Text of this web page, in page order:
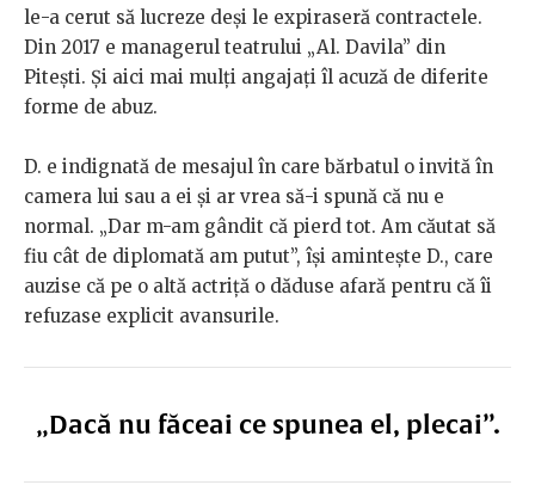
le-a cerut să lucreze deși le expiraseră contractele.
Din 2017 e managerul teatrului „Al. Davila” din
Pitești. Și aici mai mulți angajați îl acuză de diferite
forme de abuz.
D. e indignată de mesajul în care bărbatul o invită în
camera lui sau a ei și ar vrea să-i spună că nu e
normal. „Dar m-am gândit că pierd tot. Am căutat să
fiu cât de diplomată am putut”, își amintește D., care
auzise că pe o altă actriță o dăduse afară pentru că îi
refuzase explicit avansurile.
„Dacă nu făceai ce spunea el, plecai”.